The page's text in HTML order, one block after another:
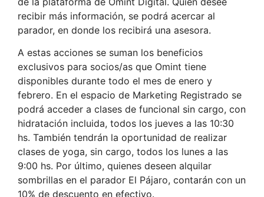
recibir más información, se podrá acercar al
parador, en donde los recibirá una asesora.
A estas acciones se suman los beneficios
exclusivos para socios/as que Omint tiene
disponibles durante todo el mes de enero y
febrero. En el espacio de Marketing Registrado se
podrá acceder a clases de funcional sin cargo, con
hidratación incluida, todos los jueves a las 10:30
hs. También tendrán la oportunidad de realizar
clases de yoga, sin cargo, todos los lunes a las
9:00 hs. Por último, quienes deseen alquilar
sombrillas en el parador El Pájaro, contarán con un
10% de descuento en efectivo.